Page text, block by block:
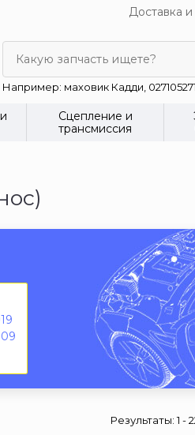
Доставка и
Какую запчасть ищете?
Например: маховик Кадди,
Сцепление и
трансмиссия
Результаты:1 -